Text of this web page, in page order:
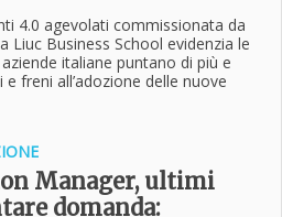
4.0 agevolati commissionata da
Liuc Business School evidenzia le
italiane puntano di più e
freni all’adozione delle nuove
Manager, ultimi
domanda: